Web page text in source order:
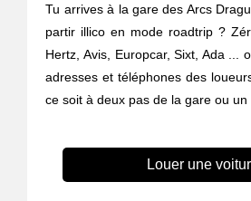
Tu arrives à la gare des Arcs
partir illico en mode roadtrip ?
Hertz, Avis, Europcar, Sixt, Ada ...
adresses et téléphones des
ce soit à deux pas de la gare ou un
Louer une